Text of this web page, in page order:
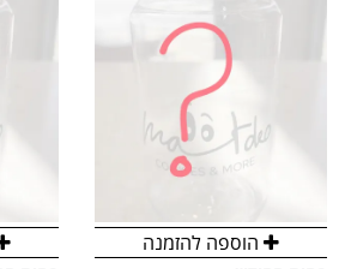
הוספה להזמנה